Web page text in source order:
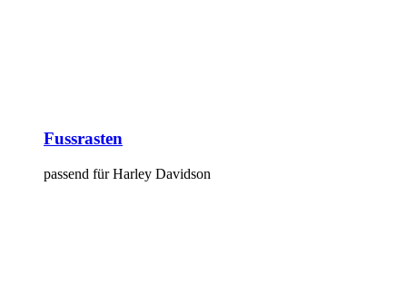
Fussrasten
passend für Harley Davidson